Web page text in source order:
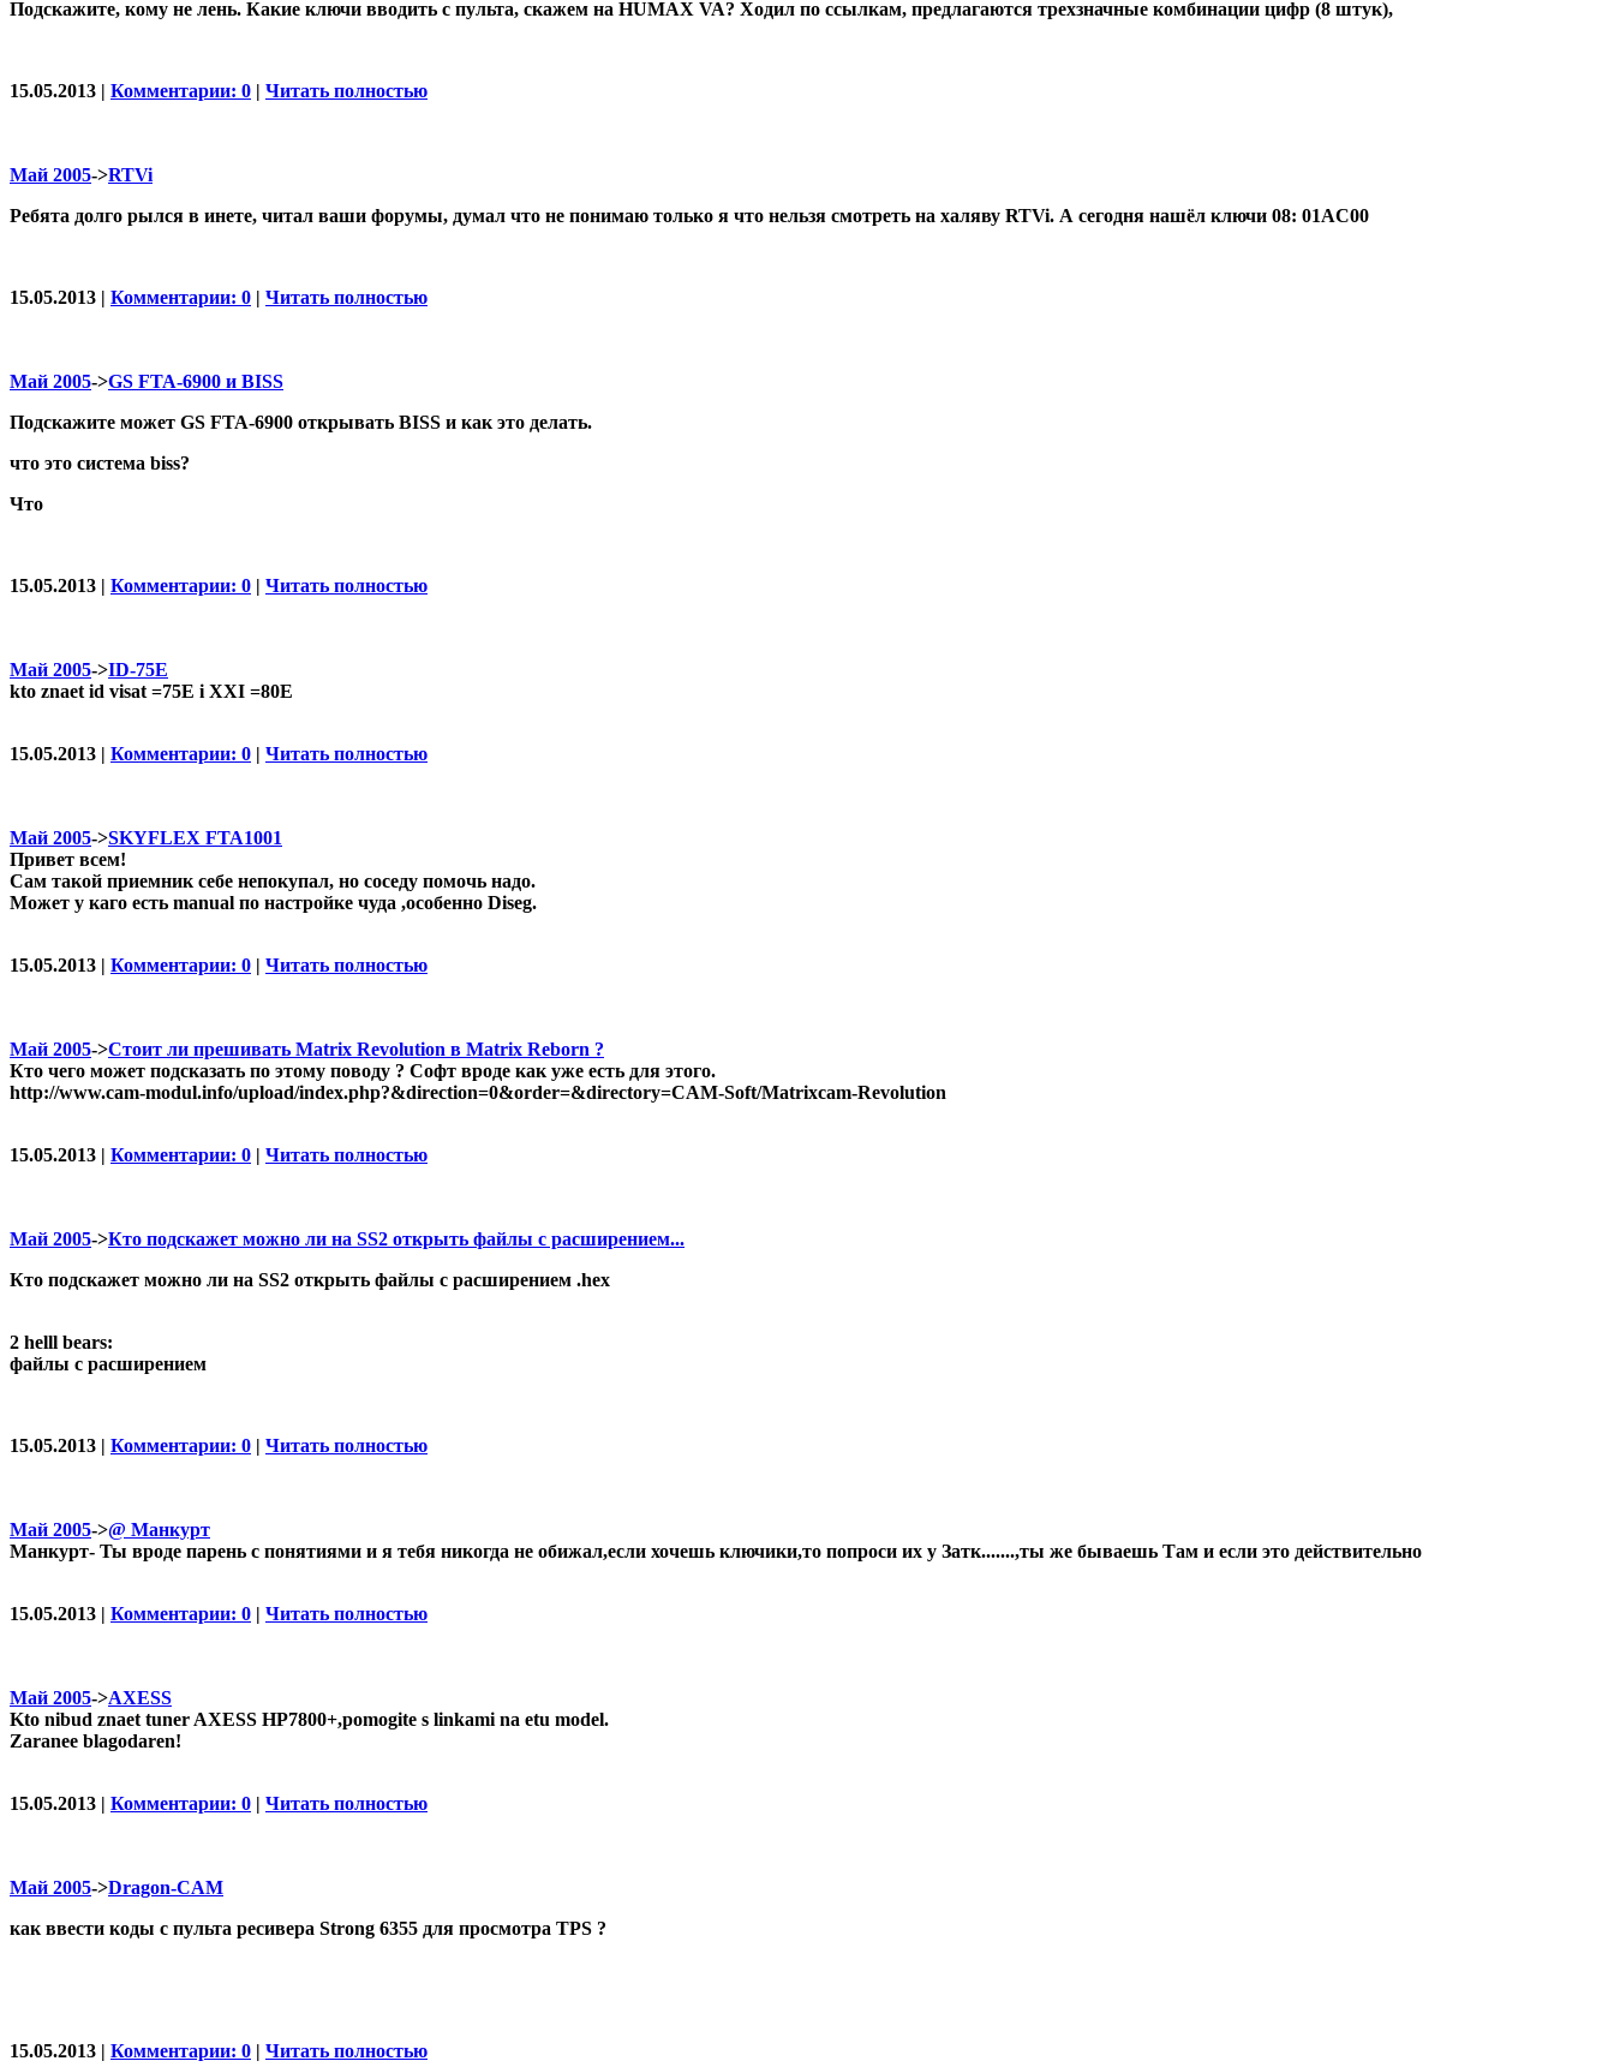
Подскажите, кому не лень. Какие ключи вводить с пульта, скажем на HUMAX VA? Ходил по ссылкам, предлагаются трехзначные комбинации цифр (8 штук),
15.05.2013 | Комментарии: 0 | Читать полностью
Май 2005->RTVi
Ребята долго рылся в инете, читал ваши форумы, думал что не понимаю только я что нельзя смотреть на халяву RTVi. А сегодня нашёл ключи 08: 01AC00
15.05.2013 | Комментарии: 0 | Читать полностью
Май 2005->GS FTA-6900 и BISS
Подскажите может GS FTA-6900 открывать BISS и как это делать.
что это система biss?
Что
15.05.2013 | Комментарии: 0 | Читать полностью
Май 2005->ID-75E
kto znaet id visat =75E i XXI =80E
15.05.2013 | Комментарии: 0 | Читать полностью
Май 2005->SKYFLEX FTA1001
Привет всем!
Сам такой приемник себе непокупал, но соседу помочь надо.
Может у каго есть manual по настройке чуда ,особенно Diseg.
15.05.2013 | Комментарии: 0 | Читать полностью
Май 2005->Стоит ли прешивать Matrix Revolution в Matrix Reborn ?
Кто чего может подсказать по этому поводу ? Софт вроде как уже есть для этого.
http://www.cam-modul.info/upload/index.php?&direction=0&order=&directory=CAM-Soft/Matrixcam-Revolution
15.05.2013 | Комментарии: 0 | Читать полностью
Май 2005->Кто подскажет можно ли на SS2 открыть файлы с расширением...
Кто подскажет можно ли на SS2 открыть файлы с расширением .hex
2 helll bears:
файлы с расширением
15.05.2013 | Комментарии: 0 | Читать полностью
Май 2005->@ Манкурт
Манкурт- Ты вроде парень с понятиями и я тебя никогда не обижал,если хочешь ключики,то попроси их у Затк.......,ты же бываешь Там и если это действительно
15.05.2013 | Комментарии: 0 | Читать полностью
Май 2005->AXESS
Kto nibud znaet tuner AXESS HP7800+,pomogite s linkami na etu model.
Zaranee blagodaren!
15.05.2013 | Комментарии: 0 | Читать полностью
Май 2005->Dragon-CAM
как ввести коды с пульта ресивера Strong 6355 для просмотра TPS ?
15.05.2013 | Комментарии: 0 | Читать полностью